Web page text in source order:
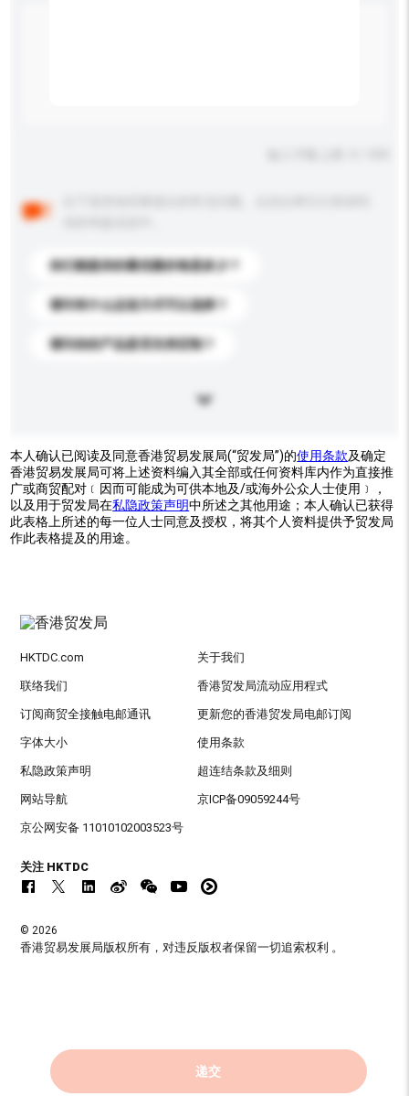
你们能提供的最优惠价格是多少？
请问有什么运送方式可以选择？
请问你的产品是否支持定制？
本人确认已阅读及同意香港贸易发展局(“贸发局”)的使用条款及确定
香港贸易发展局可将上述资料编入其全部或任何资料库内作为直接推
广或商贸配对﹝因而可能成为可供本地及/或海外公众人士使用﹞，
以及用于贸发局在私隐政策声明中所述之其他用途；本人确认已获得
此表格上所述的每一位人士同意及授权，将其个人资料提供予贸发局
作此表格提及的用途。
递交
HKTDC.com 关于我们
联络我们 香港贸发局流动应用程式
订阅商贸全接触电邮通讯 更新您的香港贸发局电邮订阅
字体大小 使用条款
私隐政策声明 超连结条款及细则
网站导航 京ICP备09059244号
京公网安备 11010102003523号
关注 HKTDC
© 2026
香港贸易发展局版权所有，对违反版权者保留一切追索权利 。